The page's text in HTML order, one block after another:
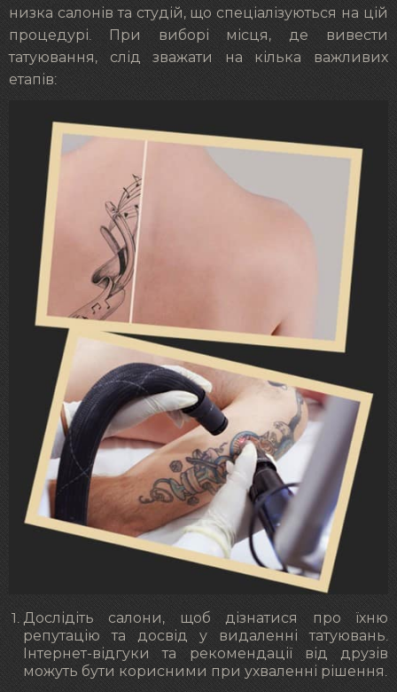
низка салонів та студій, що спеціалізуються на цій
процедурі. При виборі місця, де вивести
татуювання, слід зважати на кілька важливих
етапів:
Дослідіть салони, щоб дізнатися про їхню
репутацію та досвід у видаленні татуювань.
Інтернет-відгуки та рекомендації від друзів
можуть бути корисними при ухваленні рішення.